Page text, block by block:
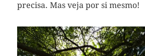
precisa. Mas veja por si mesmo!